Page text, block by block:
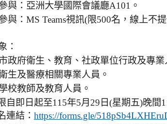
與：亞洲大學國際會議廳A101。
與：MS Teams視訊(限500名，線上不
：
政府衛生、教育、社政單位行政及專業
生及醫療相關專業人員。
校教師及教育人員。
自即日起至115年5月29日(星期五)晚間
連結： https://forms.gle/